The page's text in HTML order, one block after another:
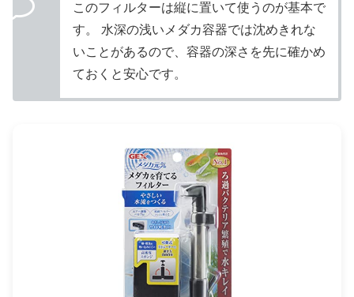
このフィルターは縦に置いて使うのが基本で
す。 水深の浅いメダカ容器では沈めきれな
いことがあるので、容器の深さを先に確かめ
ておくと安心です。